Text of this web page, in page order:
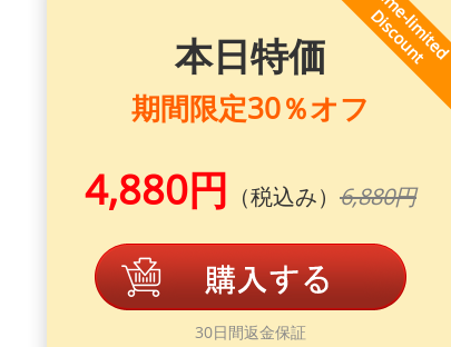
本日特価
期間限定30％オフ
4,880円 （税込み） 6,880円
30日間返金保証